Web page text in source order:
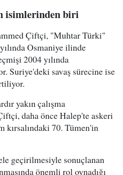
isimlerinden biri
Çiftçi, "Muhtar Türki"
Osmaniye ilinde
2004 yılında
Suriye'deki savaş sürecine ise
yakın çalışma
daha önce Halep'te askeri
kırsalındaki 70. Tümen'in
geçirilmesiyle sonuçlanan
önemli rol oynadığı